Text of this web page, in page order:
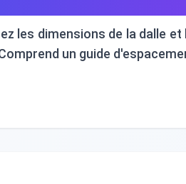
les dimensions de la dalle
un guide